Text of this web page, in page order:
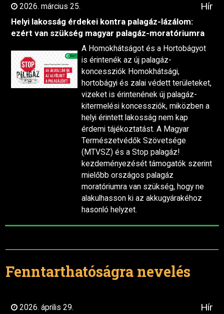
2026. március 25. Hír
Helyi lakosság érdekei kontra palagáz-lázálom:
ezért van szükség magyar palagáz-moratóriumra
A Homokhátságot és a Hortobágyot
is érintenék az új palagáz-
koncessziók Homokhátsági,
hortobágyi és zalai védett területeket,
vizeket is érintenének új palagáz-
kitermelési koncessziók, miközben a
helyi érintett lakosság nem kap
érdemi tájékoztatást. A Magyar
Természetvédők Szövetsége
(MTVSZ) és a Stop palagáz!
kezdeményezését támogatók szerint
mielőbb országos palagáz
moratóriumra van szükség, hogy ne
alakulhasson ki az akkugyárakéhoz
hasonló helyzet.
Fenntarthatóságra nevelés
2026. április 29. Hír